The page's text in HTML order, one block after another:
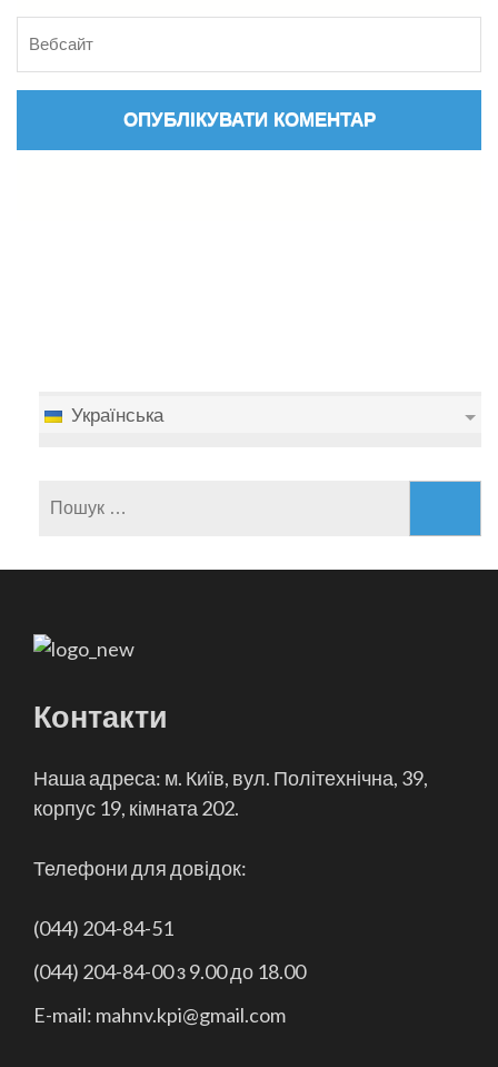
Українська
Контакти
Наша адреса: м. Київ, вул. Політехнічна, 39,
корпус 19, кімната 202.
Телефони для довідок:
(044) 204-84-51
(044) 204-84-00 з 9.00 до 18.00
E-mail: mahnv.kpi@gmail.com